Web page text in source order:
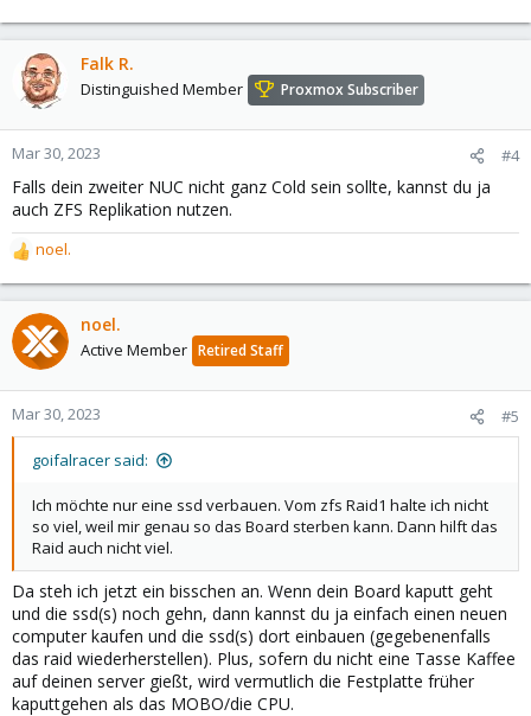
Falk R.
Distinguished Member Proxmox Subscriber
Mar 30, 2023 #4
Falls dein zweiter NUC nicht ganz Cold sein sollte, kannst du ja
auch ZFS Replikation nutzen.
R
e
a
c
t
o
n
noel.
noel.
Active Member Retired Staff
Mar 30, 2023 #5
goifalracer said:
Ich möchte nur eine ssd verbauen. Vom zfs Raid1 halte ich nicht
so viel, weil mir genau so das Board sterben kann. Dann hilft das
Raid auch nicht viel.
Da steh ich jetzt ein bisschen an. Wenn dein Board kaputt geht
und die ssd(s) noch gehn, dann kannst du ja einfach einen neuen
computer kaufen und die ssd(s) dort einbauen (gegebenenfalls
das raid wiederherstellen). Plus, sofern du nicht eine Tasse Kaffee
auf deinen server gießt, wird vermutlich die Festplatte früher
kaputtgehen als das MOBO/die CPU.